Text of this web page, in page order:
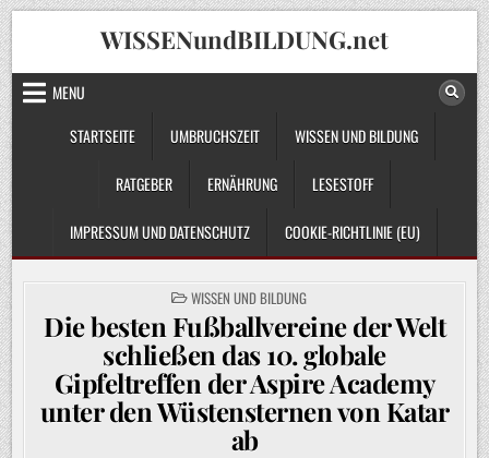
Skip
to
content
WISSENundBILDUNG.net
MENU
STARTSEITE
UMBRUCHSZEIT WISSEN UND BILDUNG
RATGEBER ERNÄHRUNG LESESTOFF
IMPRESSUM UND DATENSCHUTZ COOKIE-RICHTLINIE (EU)
POSTED
IN
WISSEN UND BILDUNG
Die besten Fußballvereine der Welt
schließen das 10. globale
Gipfeltreffen der Aspire Academy
unter den Wüstensternen von Katar
ab